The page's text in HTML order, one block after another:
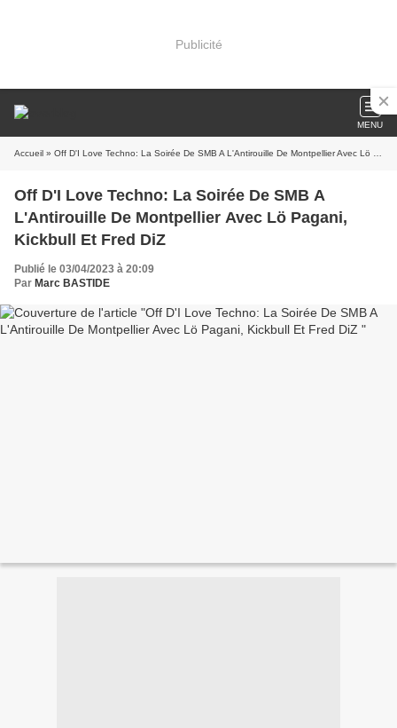
Publicité
MENU
Accueil » Off D'I Love Techno: La Soirée De SMB A L'Antirouille De Montpellier Avec Lö Pagani, Kickbull Et Fred DiZ
Off D'I Love Techno: La Soirée De SMB A
L'Antirouille De Montpellier Avec Lö Pagani,
Kickbull Et Fred DiZ
Publié le 03/04/2023 à 20:09
Par Marc BASTIDE